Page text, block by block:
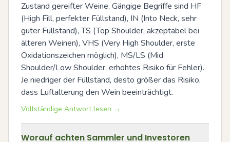
Zustand gereifter Weine. Gängige Begriffe sind HF
(High Fill, perfekter Füllstand), IN (Into Neck, sehr
guter Füllstand), TS (Top Shoulder, akzeptabel bei
älteren Weinen), VHS (Very High Shoulder, erste
Oxidationszeichen möglich), MS/LS (Mid
Shoulder/Low Shoulder, erhöhtes Risiko für Fehler).
Je niedriger der Füllstand, desto größer das Risiko,
dass Luftalterung den Wein beeinträchtigt.
Vollständige Antwort lesen →
Worauf achten Sammler und Investoren